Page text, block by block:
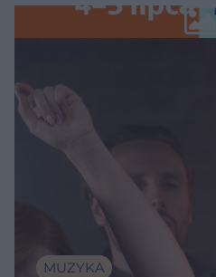
Wawelu
MUZYKA